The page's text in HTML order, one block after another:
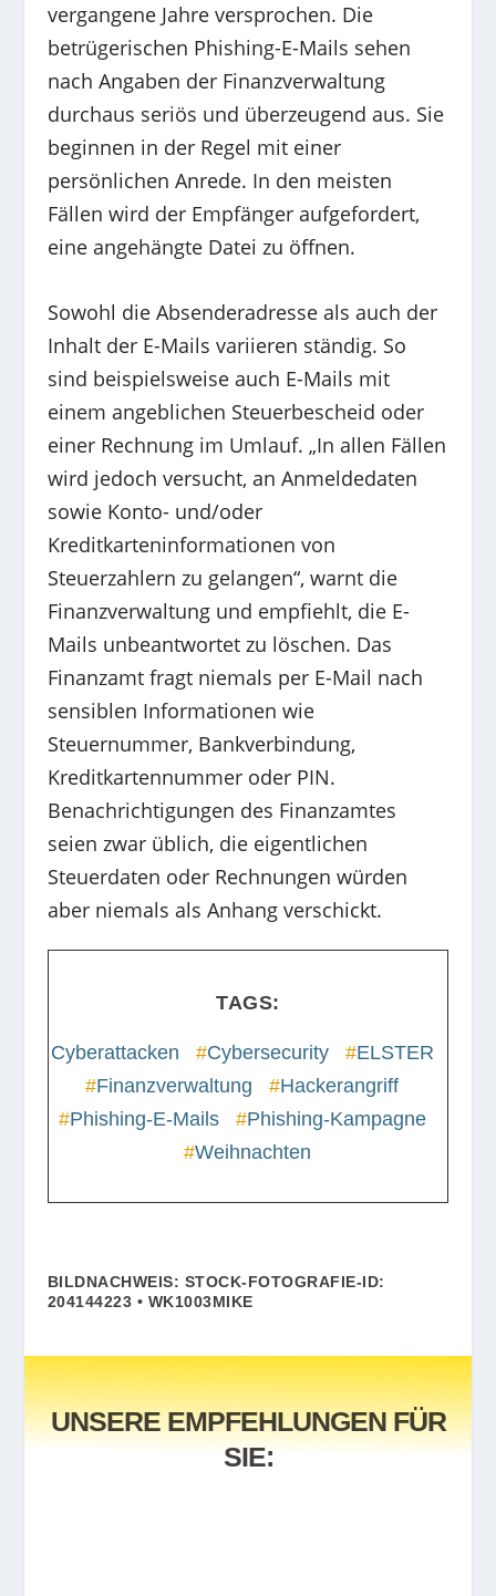
vergangene Jahre versprochen. Die
betrügerischen Phishing-E-Mails sehen
nach Angaben der Finanzverwaltung
durchaus seriös und überzeugend aus. Sie
beginnen in der Regel mit einer
persönlichen Anrede. In den meisten
Fällen wird der Empfänger aufgefordert,
eine angehängte Datei zu öffnen.
Sowohl die Absenderadresse als auch der
Inhalt der E-Mails variieren ständig. So
sind beispielsweise auch E-Mails mit
einem angeblichen Steuerbescheid oder
einer Rechnung im Umlauf. „In allen Fällen
wird jedoch versucht, an Anmeldedaten
sowie Konto- und/oder
Kreditkarteninformationen von
Steuerzahlern zu gelangen“, warnt die
Finanzverwaltung und empfiehlt, die E-
Mails unbeantwortet zu löschen. Das
Finanzamt fragt niemals per E-Mail nach
sensiblen Informationen wie
Steuernummer, Bankverbindung,
Kreditkartennummer oder PIN.
Benachrichtigungen des Finanzamtes
seien zwar üblich, die eigentlichen
Steuerdaten oder Rechnungen würden
aber niemals als Anhang verschickt.
TAGS:
Cyberattacken #Cybersecurity#ELSTER
#Finanzverwaltung #Hackerangriff
#Phishing-E-Mails#Phishing-Kampagne
#Weihnachten
BILDNACHWEIS: STOCK-FOTOGRAFIE-ID:
204144223 • WK1003MIKE
UNSERE EMPFEHLUNGEN FÜR
SIE: